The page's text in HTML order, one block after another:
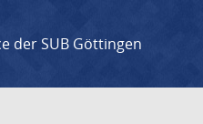
der SUB Göttingen